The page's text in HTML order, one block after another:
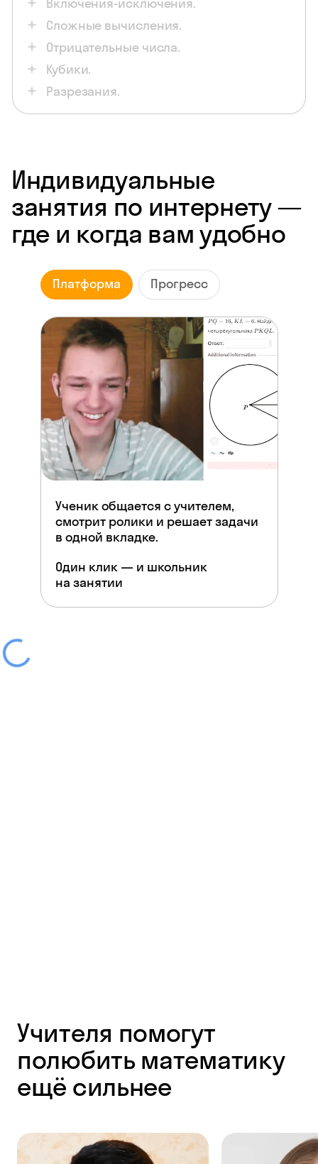
Сложные вычисления.
Отрицательные числа.
Кубики.
Разрезания.
Индивидуальные
занятия по интернету —
где и когда вам удобно
Платформа Прогресс
Ученик общается с учителем,
смотрит ролики и решает задачи
в одной вкладке.
Один клик — и школьник
на занятии
Учителя помогут
полюбить математику
ещё сильнее